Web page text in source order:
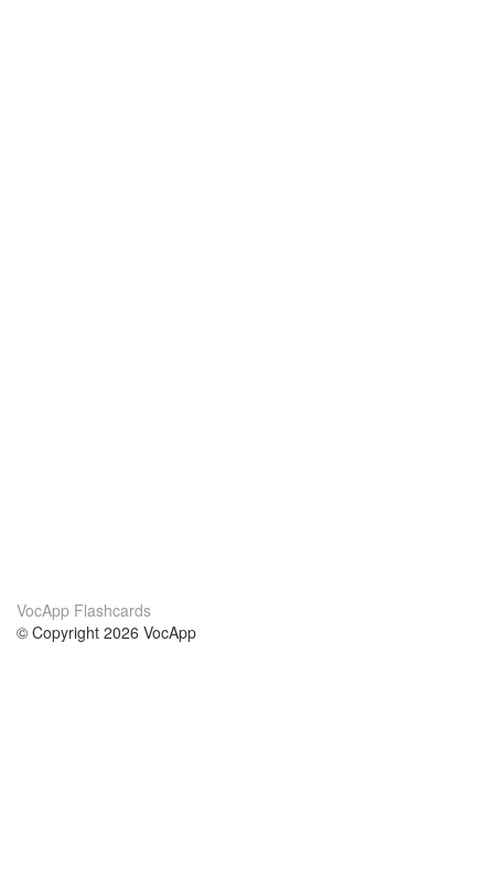
VocApp Flashcards
© Copyright 2026 VocApp